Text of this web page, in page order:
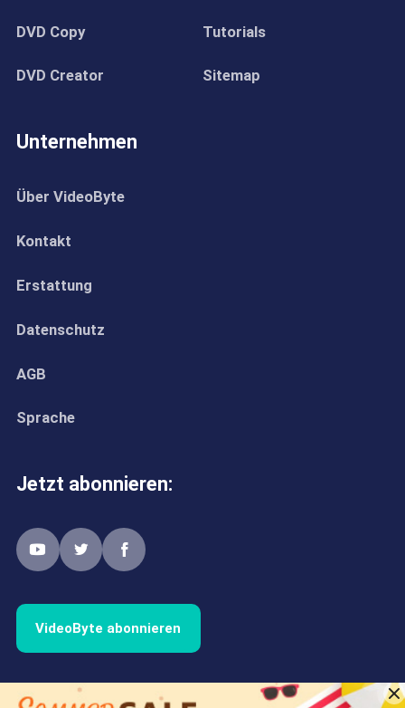
DVD Copy
DVD Creator
Tutorials
Sitemap
Unternehmen
Über VideoByte
Kontakt
Erstattung
Datenschutz
AGB
Sprache
Jetzt abonnieren:
VideoByte abonnieren